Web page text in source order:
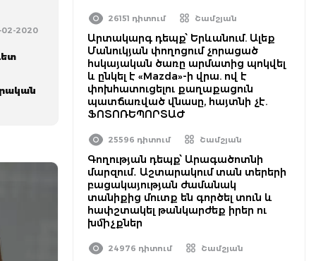
02-2020
26151 դիտում Շամշյան
Արտակարգ դեպք՝ Երևանում. Ալեք
Մանուկյան փողոցում չորացած
հսկայական ծառը արմատից պոկվել
և ընկել է «Mazda»-ի վրա. ով է
փոխհատուցելու քաղաքացուն
պատճառված վնասը, հայտնի չէ.
ՖՈՏՈՌԵՊՈՐՏԱԺ
25596 դիտում Շամշյան
Գողության դեպք՝ Արագածոտնի
մարզում․ Աշտարակում տան տերերի
բացակայության ժամանակ
տանիքից մուտք են գործել տուն և
հափշտակել թանկարժեք իրեր ու
խմիչքներ
24976 դիտում Շամշյան